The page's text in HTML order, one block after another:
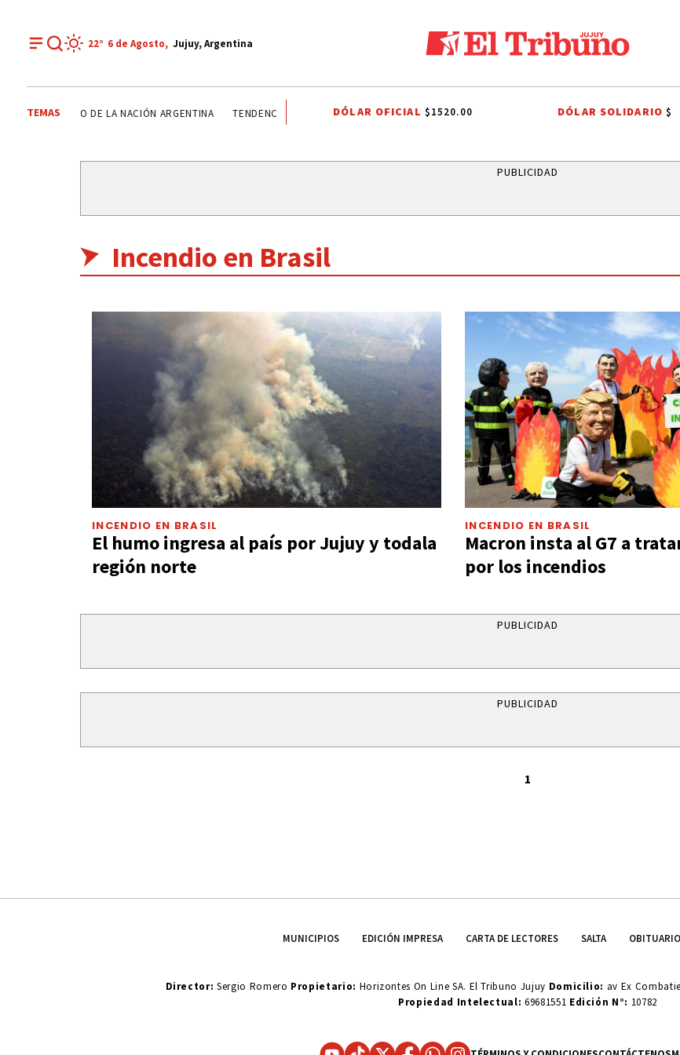
22° 6 de Agosto, Jujuy, Argentina
TEMASSENADO DE LA NACIÓN ARGENTINA TENDENCIAS ALERTA METEOROLÓGICO JAPÓN AGUA POTABLE
DÓLAR OFICIAL $1520.00 DÓLAR SOLIDARIO$
PUBLICIDAD
Incendio en Brasil
INCENDIO EN BRASIL
El humo ingresa al país por Jujuy y todala
región norte
INCENDIO EN BRASIL
Macron insta al G7 a
por los incendios
PUBLICIDAD
PUBLICIDAD
1
MUNICIPIOS EDICIÓN IMPRESA CARTA DE LECTORES SALTA
Director: Sergio Romero Propietario: Horizontes On Line SA. El Tribuno Jujuy Domicilio: av Ex
Propiedad Intelectual: 69681551 Edición N°: 10782